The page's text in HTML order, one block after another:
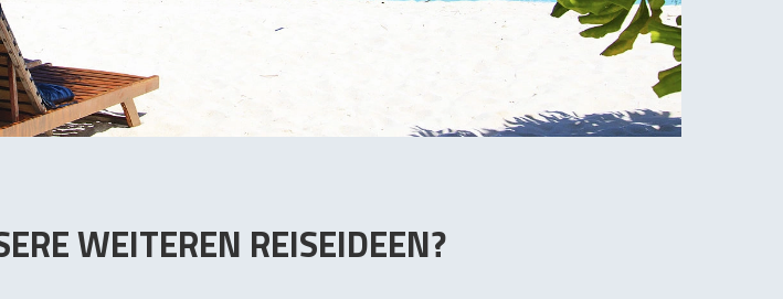
WEITEREN REISEIDEEN?